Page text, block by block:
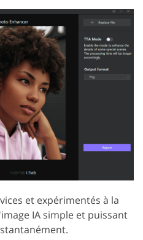
et expérimentés à la
IA simple et puissant